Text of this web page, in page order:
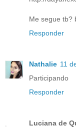
Me segue tb?
Responder
Nathalie 11
Participando
Responder
Luciana de